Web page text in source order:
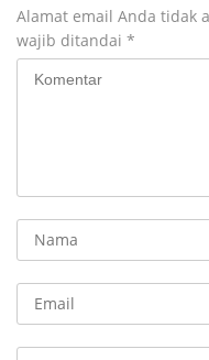
Alamat email Anda tidak
wajib ditandai *